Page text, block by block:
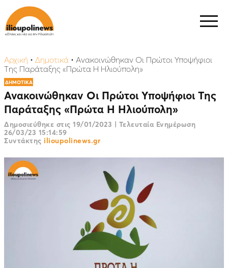
Αρχική • Δημοτικά • Ανακοινώθηκαν Οι Πρώτοι Υποψήφιοι
Της Παράταξης «Πρώτα Η Ηλιούπολη»
ΔΗΜΟΤΙΚΑ
Ανακοινώθηκαν Οι Πρώτοι Υποψήφιοι Της
Παράταξης «Πρώτα Η Ηλιούπολη»
Δημοσιεύθηκε στις 19/01/2023 | Τελευταία Ενημέρωση
26/03/23 15:14:59
Συντάκτης ilioupolinews.gr